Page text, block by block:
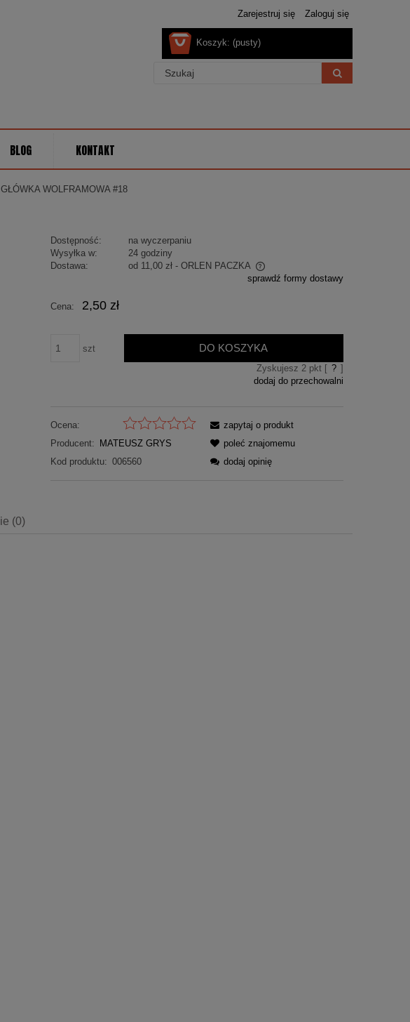
Zarejestruj się Zaloguj się
Koszyk: (pusty)
BLOG KONTAKT
GŁÓWKA WOLFRAMOWA #18
Dostępność:
na wyczerpaniu
Wysyłka w:
24 godziny
Dostawa:
od 11,00 zł - ORLEN PACZKA
płatności
sprawdź formy dostawy
Cena: 2,50 zł
szt DO KOSZYKA
Zyskujesz 2pkt [ ? ]
dodaj do przechowalni
Ocena:
Producent:
MATEUSZ GRYS
Kod produktu: 006560
zapytaj o produkt
poleć znajomemu
dodaj opinię
(0)